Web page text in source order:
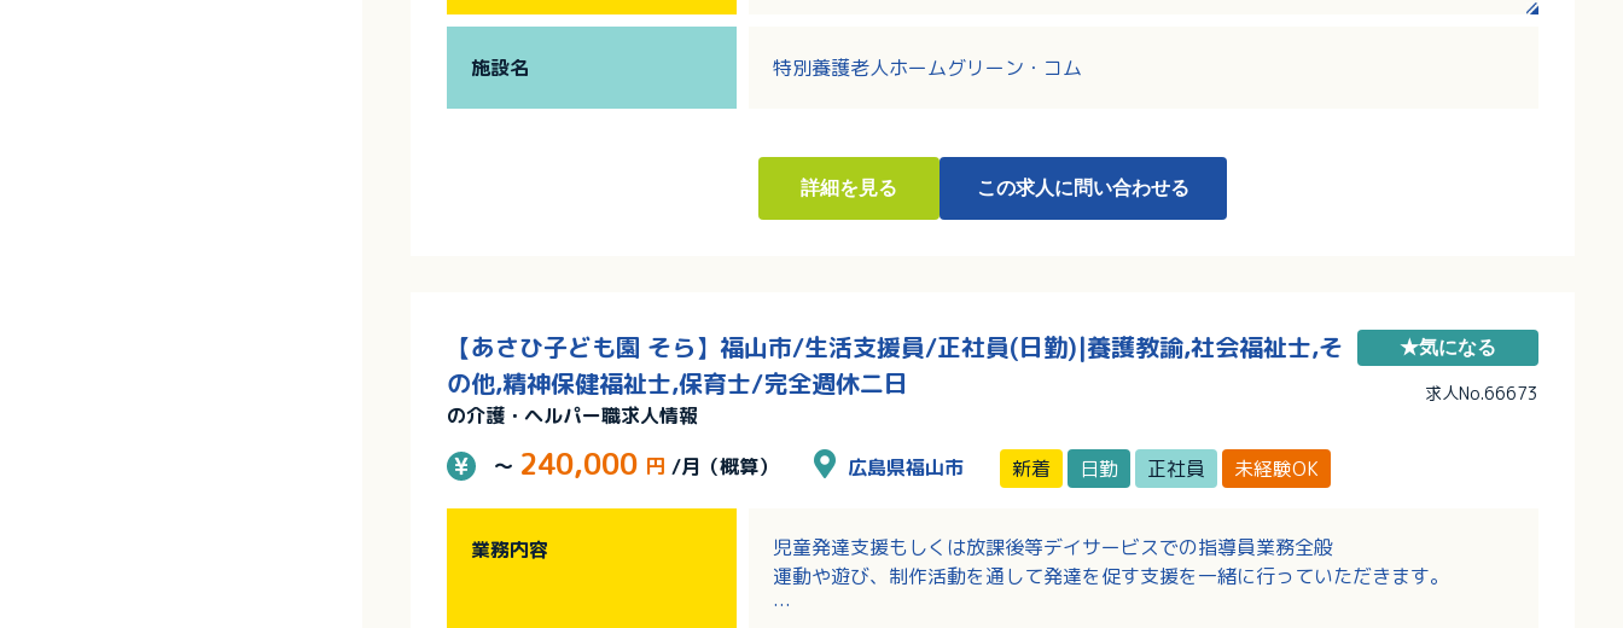
立てやすい！
施設名 特別養護老人ホームグリーン・コム
詳細を見る この求人に問い合わせる
【あさひ子ども園 そら】福山市/生活支援員/正社員(日勤)|養護教諭,社会福祉士,そ
の他,精神保健福祉士,保育士/完全週休二日
の介護・ヘルパー職求人情報
～ 240,000 円 /月（概算） 広島県福山市 新着 日勤 正社員 未経験OK
★気になる
求人No.66673
業務内容
児童発達支援もしくは放課後等デイサービスでの指導員業務全般
運動や遊び、制作活動を通して発達を促す支援を一緒に行っていただきます。